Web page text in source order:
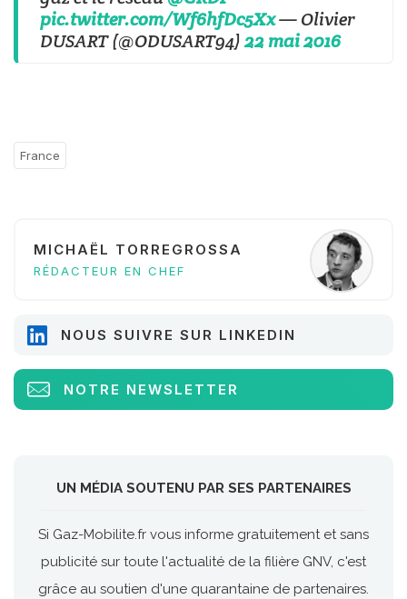
pic.twitter.com/Wf6hfDc5Xx— Olivier
DUSART (@ODUSART94)22 mai 2016
France
MICHAËL TORREGROSSA
RÉDACTEUR EN CHEF
NOUS SUIVRE SUR LINKEDIN
NOTRE NEWSLETTER
UN MÉDIA SOUTENU PAR SES PARTENAIRES
Si Gaz-Mobilite.fr vous informe gratuitement et sans
publicité sur toute l'actualité de la filière GNV, c'est
grâce au soutien d'une quarantaine de partenaires.